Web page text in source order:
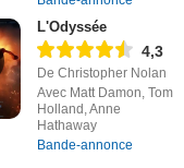
L'Odyssée
4,3
De Christopher Nolan
Avec Matt Damon, Tom
Holland, Anne
Hathaway
Bande-annonce